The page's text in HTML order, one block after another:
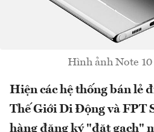
Hình ảnh Note
Hiện các hệ thống bán lẻ
Thế Giới Di Động và FPT
hàng đăng ký "đặt gạch"